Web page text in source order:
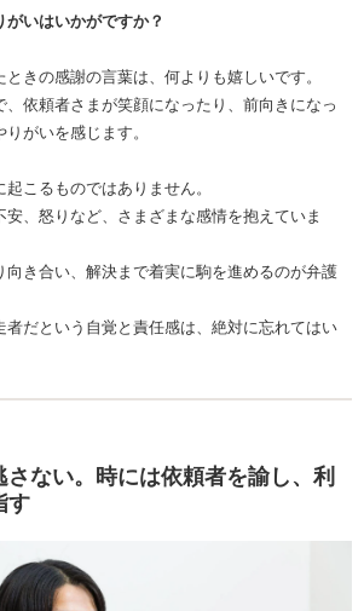
いはいかがですか？
きの感謝の言葉は、何よりも嬉しいです。
依頼者さまが笑顔になったり、前向きになっ
がいを感じます。
こるものではありません。
、怒りなど、さまざまな感情を抱えていま
向き合い、解決まで着実に駒を進めるのが弁護
者だという自覚と責任感は、絶対に忘れてはい
ない。時には依頼者を諭し、利
す